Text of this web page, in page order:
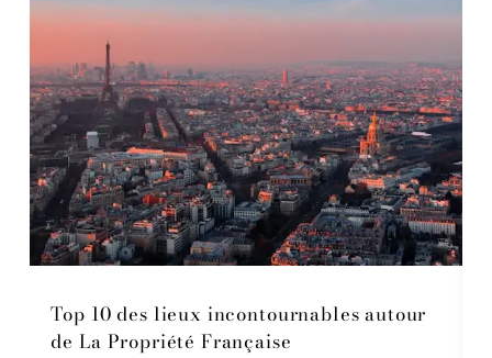
Top 10 des lieux incontournables autour
de La Propriété Française